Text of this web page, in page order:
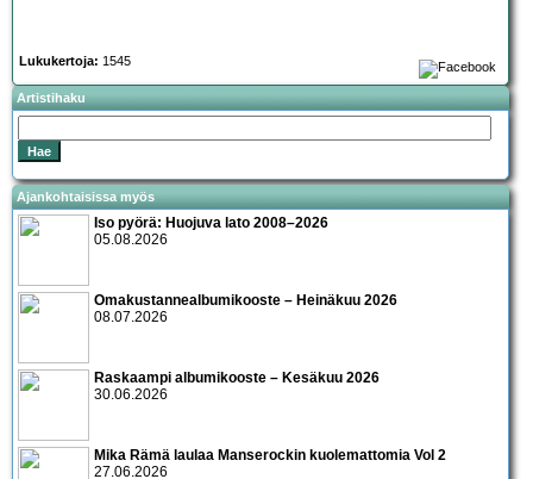
Lukukertoja: 1545
Artistihaku
Ajankohtaisissa myös
Iso pyörä: Huojuva lato 2008–2026
05.08.2026
Omakustannealbumikooste – Heinäkuu 2026
08.07.2026
Raskaampi albumikooste – Kesäkuu 2026
30.06.2026
Mika Rämä laulaa Manserockin kuolemattomia Vol 2
27.06.2026